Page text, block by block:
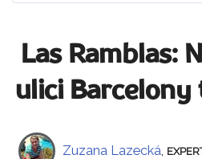
Las Ramblas:
ulici Barcelony
Zuzana Lazecká